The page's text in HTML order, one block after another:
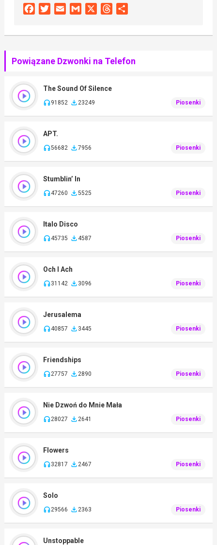
FacebookTwitterEmail Gmail Threads
Powiązane Dzwonki na Telefon
The Sound Of Silence
91852 23249 Piosenki
APT.
56682 7956 Piosenki
Stumblin’ In
47260 5525 Piosenki
Italo Disco
45735 4587 Piosenki
Och I Ach
31142 3096 Piosenki
Jerusalema
40857 3445 Piosenki
Friendships
27757 2890 Piosenki
Nie Dzwoń do Mnie Mała
28027 2641 Piosenki
Flowers
32817 2467 Piosenki
Solo
29566 2363 Piosenki
Unstoppable